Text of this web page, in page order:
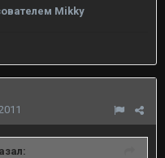
Mikky